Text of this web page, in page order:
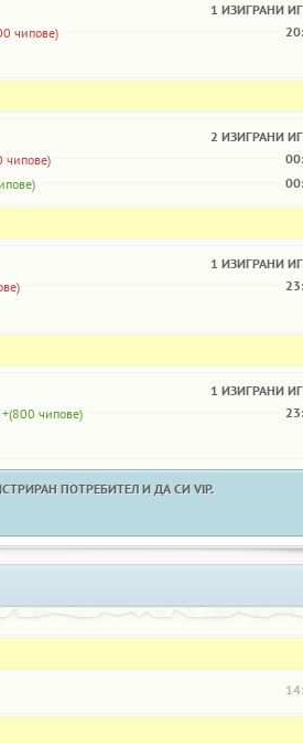
1 ИЗИГРАНИ
чипове)
2 ИЗИГРАНИ
чипове)
1 ИЗИГРАНИ
1 ИЗИГРАНИ
+(800 чипове)
ПОТРЕБИТЕЛ И ДА СИ VIP.